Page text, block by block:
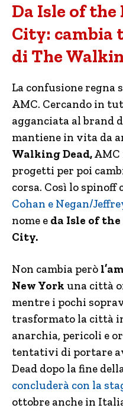
Da Isle of the
City: cambia
di The
La confusione regna
AMC. Cercando in
agganciata al brand
mantiene in vita da
Walking Dead,
progetti per poi
corsa. Così lo spinoff
Cohan e Negan/
nome e da Isle of
City.
Non cambia però
New York una città
mentre i pochi
trasformato la città
anarchia, pericoli e
tentativi di portare
Dead dopo la fine
concluderà con la
ottobre anche in